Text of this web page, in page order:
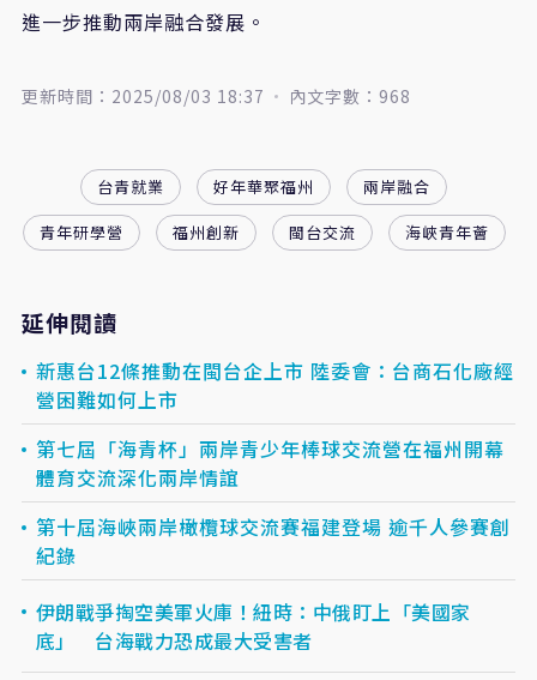
進一步推動兩岸融合發展。
更新時間：2025/08/03 18:37 內文字數：968
台青就業 好年華聚福州
兩岸融合
青年研學營
福州創新 閩台交流 海峽青年薈
延伸閱讀
新惠台12條推動在閩台企上市 陸委會：台商石化廠經
營困難如何上市
第七屆「海青杯」兩岸青少年棒球交流營在福州開幕
體育交流深化兩岸情誼
第十屆海峽兩岸橄欖球交流賽福建登場 逾千人參賽創
紀錄
伊朗戰爭掏空美軍火庫！紐時：中俄盯上「美國家
底」 台海戰力恐成最大受害者